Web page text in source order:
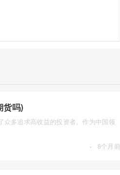
货吗)
众多追求高收益的投资者。作为中国领
· 8个月前